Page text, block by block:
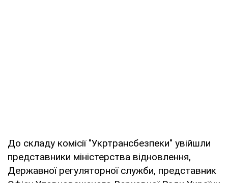
До складу комісії "Укртрансбезпеки" увійшли
представники міністерства відновлення,
Державної регуляторної служби, представник